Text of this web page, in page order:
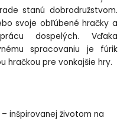
stanú dobrodružstvom.
svoje obľúbené hračky a
dospelých. Vďaka
spracovaniu je fúrik
hračkou pre vonkajšie hry.
inšpirovanej životom na